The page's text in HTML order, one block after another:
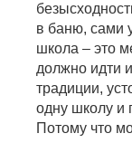
в баню, сами
школа – это
должно идти
традиции,
одну школу и
Потому что